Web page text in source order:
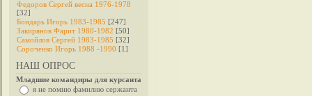
Федоров Cергей весна 1976-1978
[32]
Бондарь Игорь 1983-1985 [247]
Закирянов Фарит 1980-1982 [50]
Самойлов Сергей 1983-1985 [32]
Сороченко Игорь 1988 -1990 [1]
НАШ ОПРОС
Младшие командиры для курсанта
я не помню фамилию сержанта